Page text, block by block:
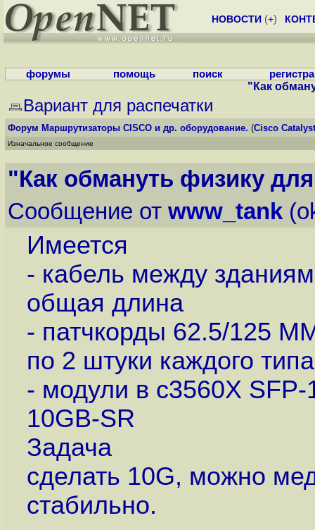
НОВОСТИ (+)
форумы помощь поиск
"Как
Вариант для распечатки
Форум Маршрутизаторы CISCO и др. оборудование. (Cisco
Изначальное сообщение
"Как обмануть физику
Сообщение от www_tank
Имеется
- кабель между
общая длина
- патчкорды 62.5/125
по 2 штуки каждого типа
- модули в c3560X
10GB-SR
Задача
сделать 10G, можно
стабильно.